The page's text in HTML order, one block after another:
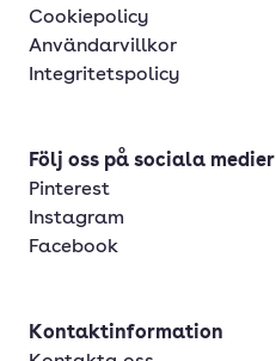
Cookiepolicy
Användarvillkor
Integritetspolicy
Följ oss på sociala medier
Pinterest
Instagram
Facebook
Kontaktinformation